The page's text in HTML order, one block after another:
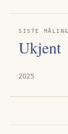
SISTE MÅLING
Ukjent
2025